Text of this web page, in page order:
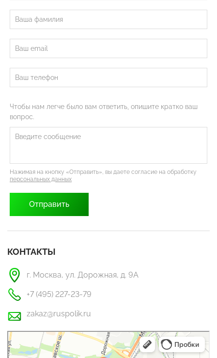
Чтобы нам легче было вам ответить, опишите кратко ваш
вопрос.
Нажимая на кнопку «Отправить», вы даете согласие на обработку
персональных данных
КОНТАКТЫ
г. Москва, ул. Дорожная, д. 9А
+7 (495) 227-23-79
zakaz@ruspolik.ru
РусПолик
Оргстекло, поликарбонат в Москве
Строительные и отделочные работы в Москве